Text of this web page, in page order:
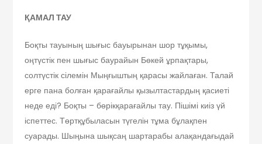
ҚАМАЛ ТАУ
Боқты тауының шығыс бауырынан шор тұқымы,
оңтүстік пен шығыс баурайын Бөкей ұрпақтары,
солтүстік сілемін Мыңғыштың қарасы жайлаған. Талай
ерге пана болған қарағайлы қызылтастардың қасиеті
неде еді? Боқты – бөрікқарағайлы тау. Пішімі киіз үй
іспеттес. Төртқұбыласын түгелін тұма бұлақпен
суарады. Шыңына шықсаң шартарабы алақандағыдай